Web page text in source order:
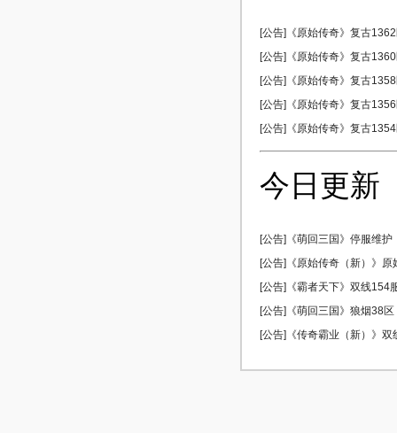
[公告]《原始传奇》复古
[公告]《原始传奇》复古
[公告]《原始传奇》复古
[公告]《原始传奇》复古
[公告]《原始传奇》复古
今日更新
[公告]《萌回三国》停服维护
[公告]《原始传奇（新）》
[公告]《霸者天下》双线154
[公告]《萌回三国》狼烟38
[公告]《传奇霸业（新）》